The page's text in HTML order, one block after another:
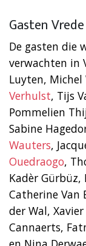
Gasten
De gasten die
verwachten in
Luyten, Michel
Verhulst, Tijs
Pommelien
Sabine
Wauters,
Ouedraogo,
Kadèr Gürbüz,
Catherine Van
der Wal,
Cannaerts,